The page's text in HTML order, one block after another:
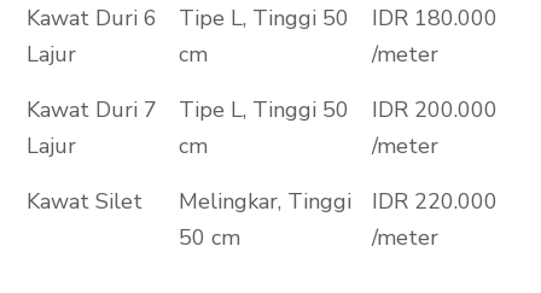
Kawat Duri 6
Lajur
Tipe L, Tinggi 50
cm
IDR 180.000
/meter
Kawat Duri 7
Lajur
Tipe L, Tinggi 50
cm
IDR 200.000
/meter
Kawat Silet
Melingkar, Tinggi
50 cm
IDR 220.000
/meter